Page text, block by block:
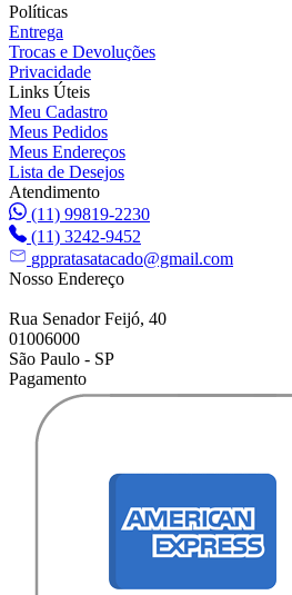
Políticas
Entrega
Trocas e Devoluções
Privacidade
Links Úteis
Meu Cadastro
Meus Pedidos
Meus Endereços
Lista de Desejos
Atendimento
(11) 99819-2230
(11) 3242-9452
gppratasatacado@gmail.com
Nosso Endereço
Rua Senador Feijó, 40
01006000
São Paulo - SP
Pagamento